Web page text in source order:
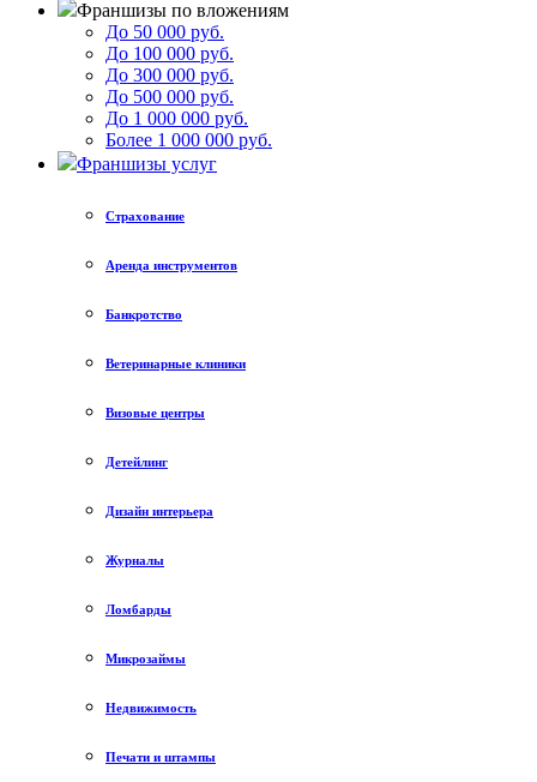
Франшизы по вложениям
До 50 000 руб.
До 100 000 руб.
До 300 000 руб.
До 500 000 руб.
До 1 000 000 руб.
Более 1 000 000 руб.
Франшизы услуг
Страхование
Аренда инструментов
Банкротство
Ветеринарные клиники
Визовые центры
Детейлинг
Дизайн интерьера
Журналы
Ломбарды
Микрозаймы
Недвижимость
Печати и штампы